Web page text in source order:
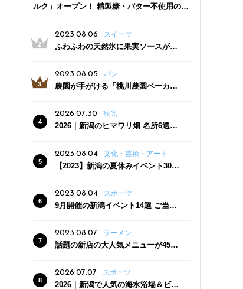
ルク」オープン！ 精製糖・バター不使用の体
2023.08.06
スイーツ
ふわふわの天然氷に果実ソースがた
三条駅近くにオープン
2023.08.05 パン
農園が手がける「桃川農園ベーカリ
った焼きたてパンのほか、ジェラー
トやスムージーも
2026.07.30 観光
2026｜新潟のヒマワリ畑 名所6選
2023.08.04
文化・芸術・アート
【2023】新潟の夏休みイベント30
2023.08.04
スポーツ
9月開催の新潟イベント14選 ご当地
2023.08.07 ラーメン
話題の新店の大人気メニューが450
クーポン登場
2026.07.07 スポーツ
2026｜新潟で人気の海水浴場＆ビー